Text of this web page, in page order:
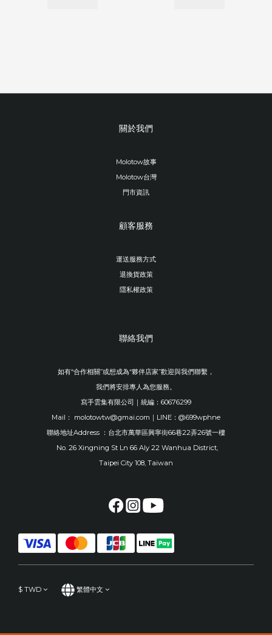
關於我們
Molotow故事
Molotow台灣
門市資訊
顧客服務
運送服務方式
退換貨政策
隱私權政策
聯絡我們
如有“合作相關”或想成為“夥伴店家”歡迎與我們聯繫，
我們將安排專人為您服務。
寫手雲集有限公司｜統編：60676299
Mail： molotowtw@gmai.com｜LINE：@699wphne
聯絡地址Address ：台北市萬華區興寧街66巷22弄26號一樓
No. 26 Xingning St Ln 66 Aly 22 Wanhua District,
Taipei City 108, Taiwan
$ TWD 繁體中文